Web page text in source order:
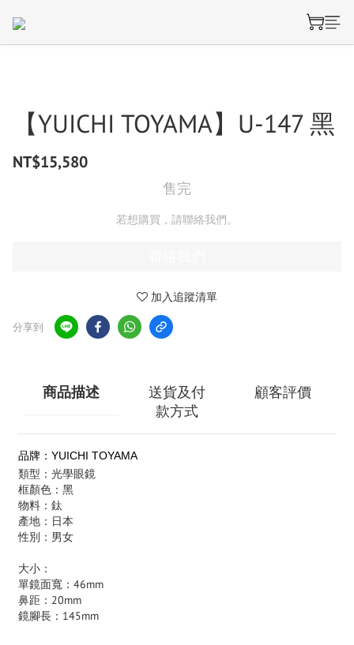
【YUICHI TOYAMA】U-147 黑
NT$15,580
售完
若想購買，請聯絡我們。
加入追蹤清單
分享到
商品描述
送貨及付
款方式
顧客評價
品牌：YUICHI TOYAMA
類型：光學眼鏡
框顏色：黑
物料：鈦
產地：日本
性別：男女
大小：
單鏡面寬：46mm
鼻距：20mm
鏡腳長：145mm